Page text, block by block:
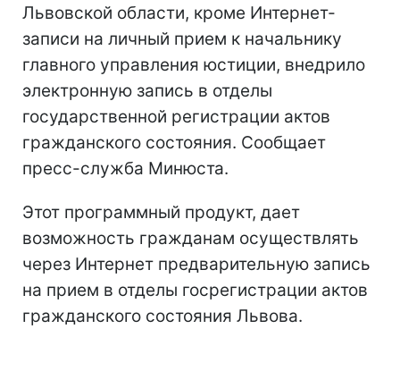
Львовской области, кроме Интернет-
записи на личный прием к начальнику
главного управления юстиции, внедрило
электронную запись в отделы
государственной регистрации актов
гражданского состояния. Сообщает
пресс-служба Минюста.
Этот программный продукт, дает
возможность гражданам осуществлять
через Интернет предварительную запись
на прием в отделы госрегистрации актов
гражданского состояния Львова.